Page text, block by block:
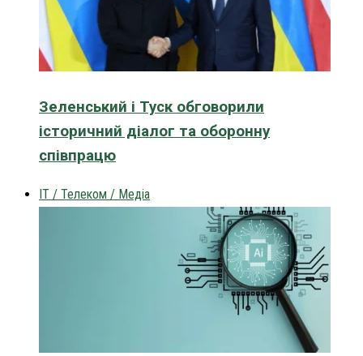
Зеленський і Туск обговорили
історичний діалог та оборонну
співпрацю
IT / Телеком / Медіа